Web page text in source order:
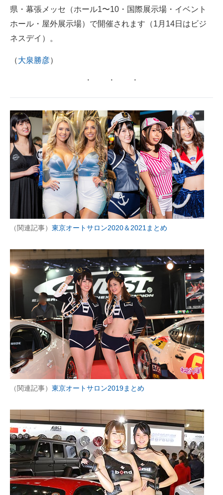
県・幕張メッセ（ホール1〜10・国際展示場・イベント
ホール・屋外展示場）で開催されます（1月14日はビジ
ネスデイ）。
（大泉勝彦）
（関連記事） 東京オートサロン2020＆2021まとめ
（関連記事） 東京オートサロン2019まとめ